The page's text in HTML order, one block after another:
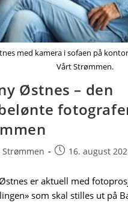
med kamera i sofaen på
Vårt Strømmen.
Østnes – den
Strømmen
Post16. august
er aktuell med
som skal stilles ut på